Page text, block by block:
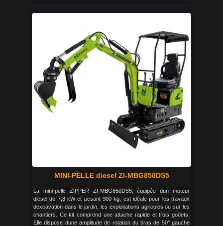
MINI-PELLE diesel ZI-MBG850DS5
La mini-pelle ZIPPER ZI-MBG850DS5, équipée dun moteur
diesel de 7,8 kW et pesant 900 kg, est idéale pour les travaux
dexcavation dans le jardin, les exploitations agricoles ou sur les
chantiers. Ce kit comprend une attache rapide et trois godets.
Elle dispose dune amplitude de rotation du bras de 50° gauche